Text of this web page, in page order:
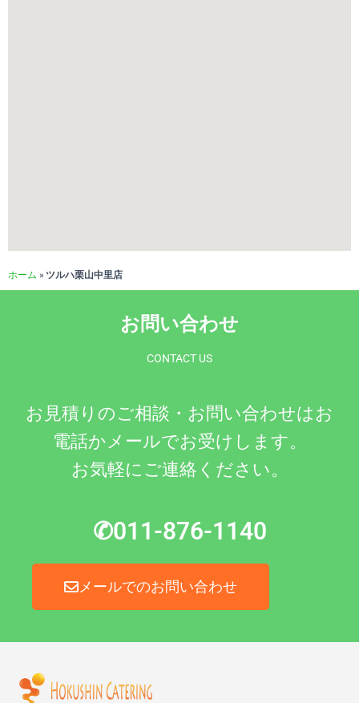
ホーム » ツルハ栗山中里店
お問い合わせ
CONTACT US
お見積りのご相談・お問い合わせはお
電話かメールでお受けします。
お気軽にご連絡ください。
✆011-876-1140
メールでのお問い合わせ